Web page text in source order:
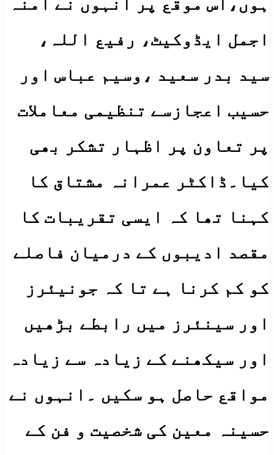
اجمل ایڈوکیٹ، رفیع اللہ،
سید بدر سعید ،وسیم عباس اور
حسیب اعجازسے تنظیمی معاملات
پر تعاون پر اظہار تشکر بھی
کیا۔ڈاکٹر عمرانہ مشتاق کا
کہنا تھا کہ ایسی تقریبات کا
مقصد ادیبوں کے درمیان فاصلے
کو کم کرنا ہے تا کہ جونیئرز
اور سینئرز میں رابطے بڑھیں
اور سیکھنے کے زیادہ سے زیادہ
مواقع حاصل ہو سکیں ۔انہوں نے
حسینہ معین کی شخصیت و فن کے